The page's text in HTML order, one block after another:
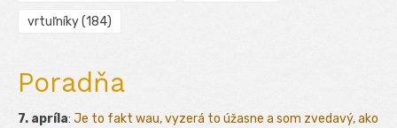
vrtuľníky(184)
Poradňa
7. apríla: Je to fakt wau, vyzerá to úžasne a som zvedavý, ako